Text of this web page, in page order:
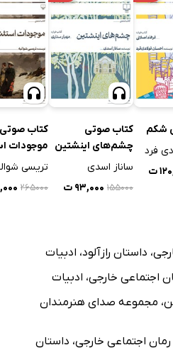
شکم
فرد
ت
کتاب صوتی
چشم‌های اینشتین
ساناز اسدی
۱۵۵۰۰۰ ۹۳,۰۰۰ ت
کتاب صوتی
موجودات
تریسی
۲۶۵۰۰۰
، داستان رازآلود، ادبیات
اجتماعی خارجی، ادبیات
، مجموعه صدای هنرمندان
رمان اجتماعی خارجی، داستان